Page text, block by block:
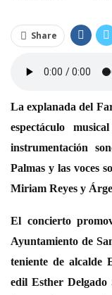
Share
La explanada del
espectáculo
instrumentación
Palmas y las voces
Miriam Reyes y
El concierto
Ayuntamiento de
teniente de alcalde
edil Esther Delgado